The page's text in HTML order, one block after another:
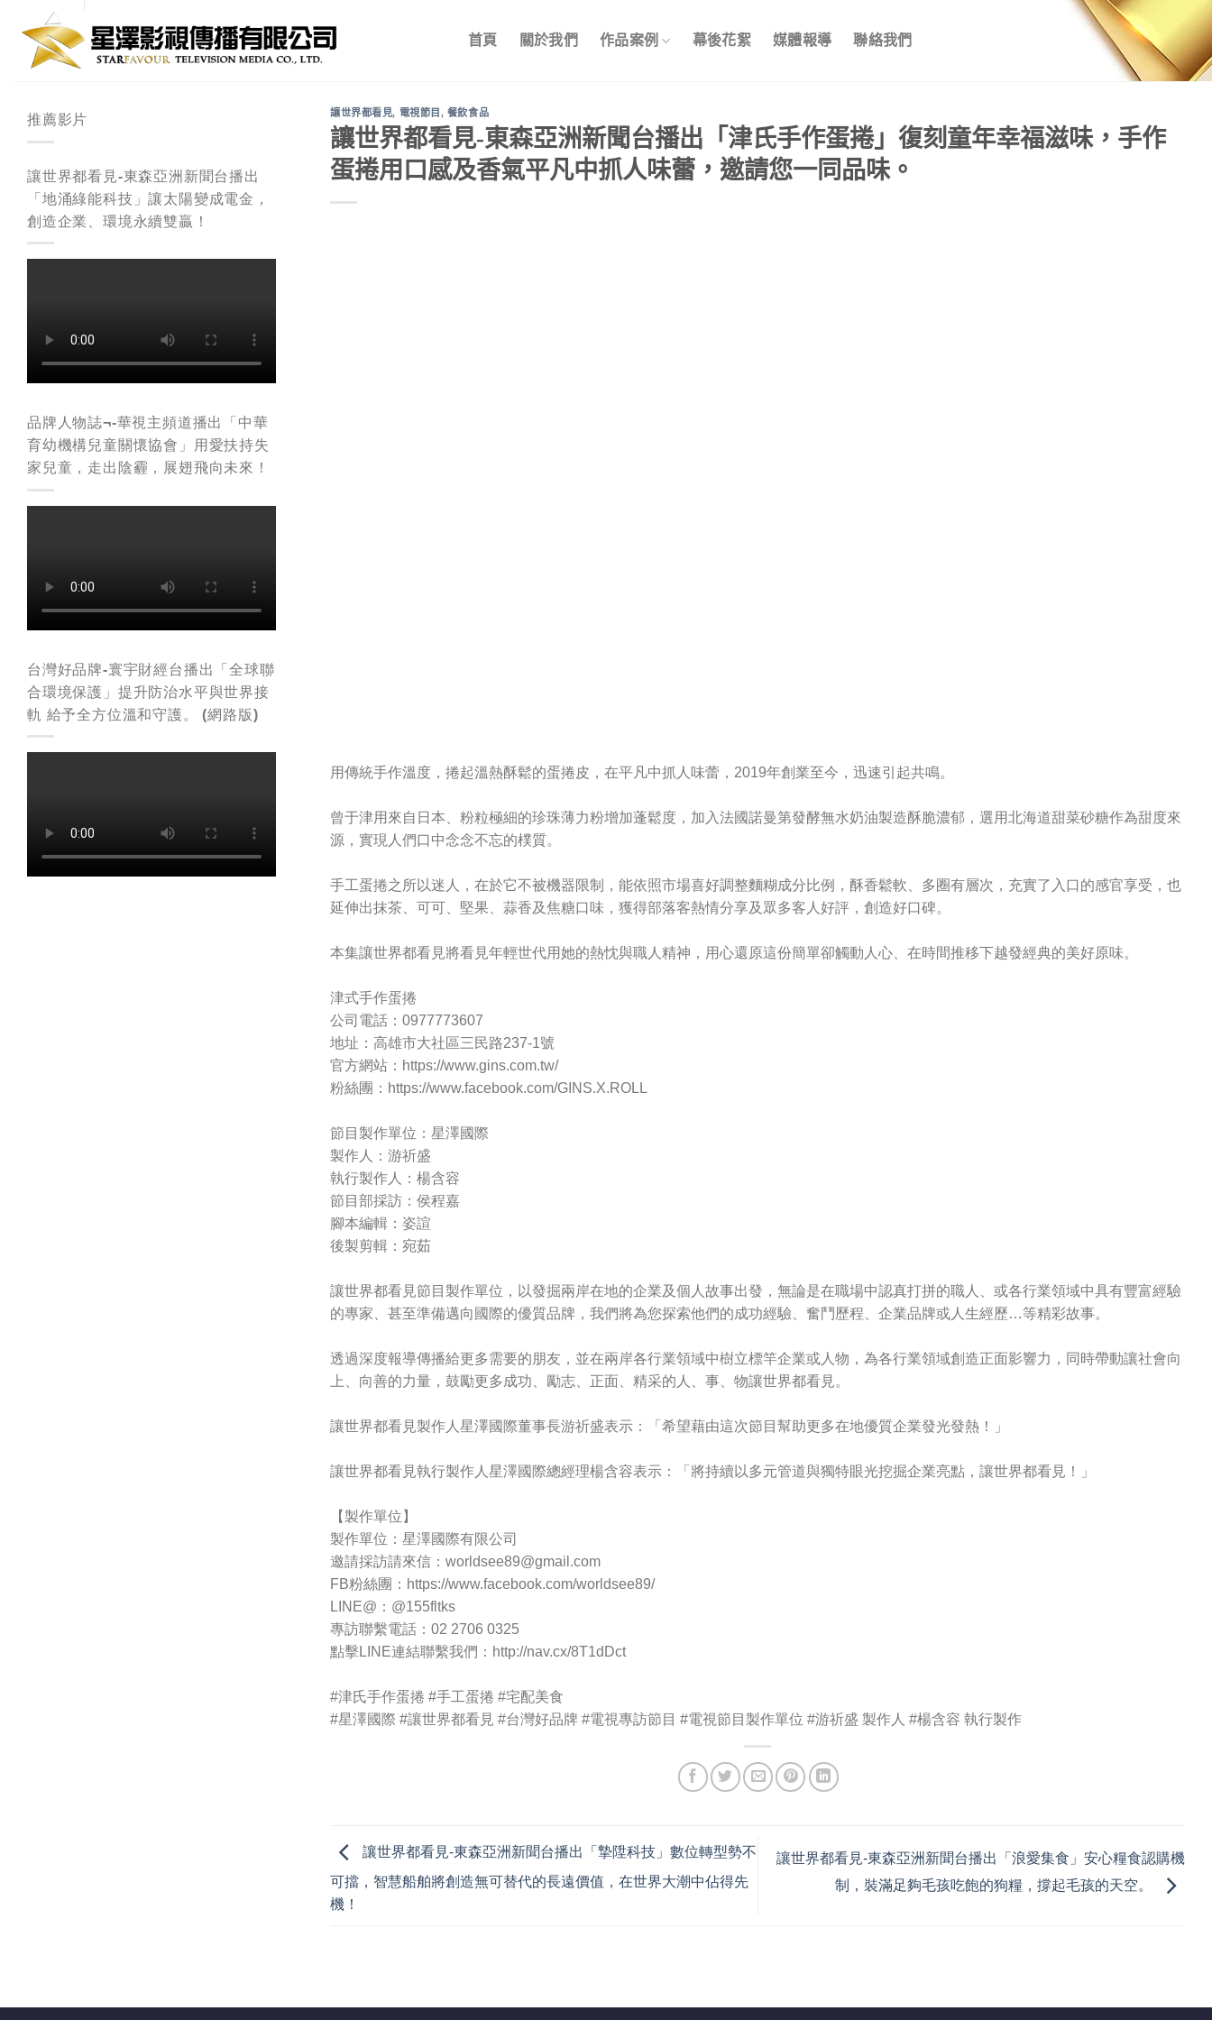
content
首頁 關於我們 作品案例 幕後花絮 媒體報導 聯絡我們
推薦影片
讓世界都看見-東森亞洲新聞台播出
「地涌綠能科技」讓太陽變成電金，
創造企業、環境永續雙贏！
品牌人物誌¬-華視主頻道播出「中華
育幼機構兒童關懷協會」用愛扶持失
家兒童，走出陰霾，展翅飛向未來！
台灣好品牌-寰宇財經台播出「全球聯
合環境保護」提升防治水平與世界接
軌 給予全方位溫和守護。 (網路版)
讓世界都看見, 電視節目 , 餐飲食品
讓世界都看見-東森亞洲新聞台播出「津氏手作蛋捲」復刻童年幸福滋味，手作
蛋捲用口感及香氣平凡中抓人味蕾，邀請您一同品味。
用傳統手作溫度，捲起溫熱酥鬆的蛋捲皮，在平凡中抓人味蕾，2019年創業至今，迅速引起共鳴。
曾于津用來自日本、粉粒極細的珍珠薄力粉增加蓬鬆度，加入法國諾曼第發酵無水奶油製造酥脆濃郁，選用北海道甜菜砂糖作為甜度來
源，實現人們口中念念不忘的樸質。
手工蛋捲之所以迷人，在於它不被機器限制，能依照市場喜好調整麵糊成分比例，酥香鬆軟、多圈有層次，充實了入口的感官享受，也
延伸出抹茶、可可、堅果、蒜香及焦糖口味，獲得部落客熱情分享及眾多客人好評，創造好口碑。
本集讓世界都看見將看見年輕世代用她的熱忱與職人精神，用心還原這份簡單卻觸動人心、在時間推移下越發經典的美好原味。
津式手作蛋捲
公司電話：0977773607
地址：高雄市大社區三民路237-1號
官方網站：https://www.gins.com.tw/
粉絲團：https://www.facebook.com/GINS.X.ROLL
節目製作單位：星澤國際
製作人：游祈盛
執行製作人：楊含容
節目部採訪：侯程嘉
腳本編輯：姿諠
後製剪輯：宛茹
讓世界都看見節目製作單位，以發掘兩岸在地的企業及個人故事出發，無論是在職場中認真打拼的職人、或各行業領域中具有豐富經驗
的專家、甚至準備邁向國際的優質品牌，我們將為您探索他們的成功經驗、奮鬥歷程、企業品牌或人生經歷…等精彩故事。
透過深度報導傳播給更多需要的朋友，並在兩岸各行業領域中樹立標竿企業或人物，為各行業領域創造正面影響力，同時帶動讓社會向
上、向善的力量，鼓勵更多成功、勵志、正面、精采的人、事、物讓世界都看見。
讓世界都看見製作人星澤國際董事長游祈盛表示：「希望藉由這次節目幫助更多在地優質企業發光發熱！」
讓世界都看見執行製作人星澤國際總經理楊含容表示：「將持續以多元管道與獨特眼光挖掘企業亮點，讓世界都看見！」
【製作單位】
製作單位：星澤國際有限公司
邀請採訪請來信： worldsee89@gmail.com
FB粉絲團：https://www.facebook.com/worldsee89/
LINE@：@155fltks
專訪聯繫電話：02 2706 0325
點擊LINE連結聯繫我們：http://nav.cx/8T1dDct
#津氏手作蛋捲 #手工蛋捲 #宅配美食
#星澤國際 #讓世界都看見 #台灣好品牌 #電視專訪節目 #電視節目製作單位 #游祈盛 製作人 #楊含容 執行製作
讓世界都看見-東森亞洲新聞台播出「摯陞科技」數位轉型勢不
可擋，智慧船舶將創造無可替代的長遠價值，在世界大潮中佔得先
機！
讓世界都看見-東森亞洲新聞台播出「浪愛集食」安心糧食認購機
制，裝滿足夠毛孩吃飽的狗糧，撐起毛孩的天空。